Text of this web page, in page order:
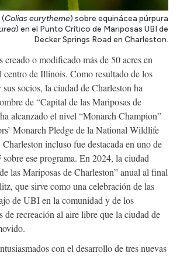
(Colias eurytheme) sobre equinácea púrpura
) en el Punto Crítico de Mariposas UBI de
Decker Springs Road en Charleston.
creado o modificado más de 50 acres en
centro de Illinois. Como resultado de los
socios, la ciudad de Charleston ha
de “Capital de las Mariposas de
alcanzado el nivel “Monarch Champion”
Monarch Pledge de la National Wildlife
incluso fue destacada en uno de
ese programa. En 2024, la ciudad
las Mariposas de Charleston” anual al final
que sirve como una celebración de las
de UBI en la comunidad y de los
de recreación al aire libre que la ciudad de
con el desarrollo de tres nuevas